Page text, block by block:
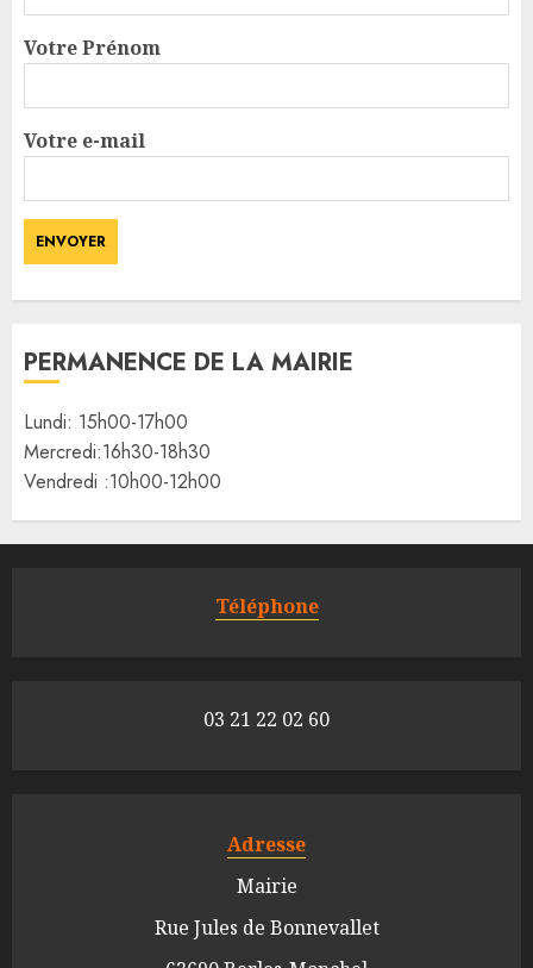
Votre Prénom
Votre e-mail
PERMANENCE DE LA MAIRIE
Lundi: 15h00-17h00
Mercredi:16h30-18h30
Vendredi :10h00-12h00
Téléphone
03 21 22 02 60
Adresse
Mairie
Rue Jules de Bonnevallet